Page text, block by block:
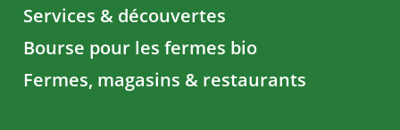
Services & découvertes
Bourse pour les fermes bio
Fermes, magasins & restaurants